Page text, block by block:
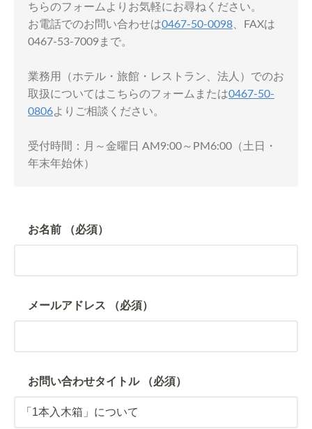
ちらのフォームよりお気軽にお尋ねください。
お電話でのお問い合わせは0467-50-0098 、FAXは
0467-53-7009まで。
業務用（ホテル・旅館・レストラン、法人）でのお
取扱についてはこちらのフォームまたは0467-50-
0806よりご相談ください。
受付時間：月～金曜日 AM9:00～PM6:00（土日・
年末年始休）
お名前 （必須）
メールアドレス （必須）
お問い合わせタイトル （必須）